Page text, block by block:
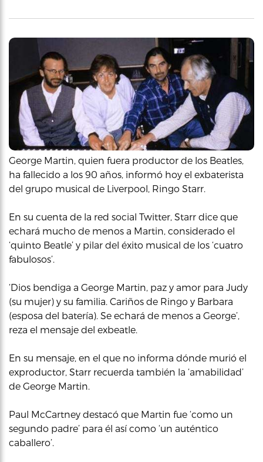
George Martin, quien fuera productor de los Beatles,
ha fallecido a los 90 años, informó hoy el exbaterista
del grupo musical de Liverpool, Ringo Starr.
En su cuenta de la red social Twitter, Starr dice que
echará mucho de menos a Martin, considerado el
‘quinto Beatle’ y pilar del éxito musical de los ‘cuatro
fabulosos’.
‘Dios bendiga a George Martin, paz y amor para Judy
(su mujer) y su familia. Cariños de Ringo y Barbara
(esposa del batería). Se echará de menos a George’,
reza el mensaje del exbeatle.
En su mensaje, en el que no informa dónde murió el
exproductor, Starr recuerda también la ‘amabilidad’
de George Martin.
Paul McCartney destacó que Martin fue ‘como un
segundo padre’ para él así como ‘un auténtico
caballero’.